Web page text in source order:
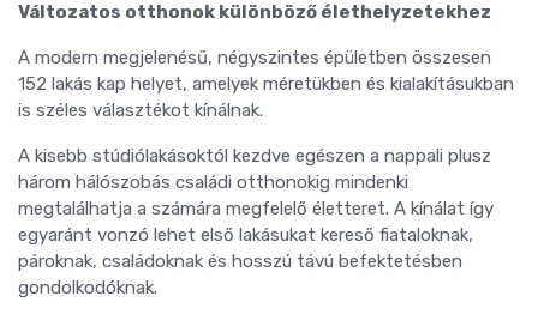
Változatos otthonok különböző élethelyzetekhez
A modern megjelenésű, négyszintes épületben összesen
152 lakás kap helyet, amelyek méretükben és kialakításukban
is széles választékot kínálnak.
A kisebb stúdiólakásoktól kezdve egészen a nappali plusz
három hálószobás családi otthonokig mindenki
megtalálhatja a számára megfelelő életteret. A kínálat így
egyaránt vonzó lehet első lakásukat kereső fiataloknak,
pároknak, családoknak és hosszú távú befektetésben
gondolkodóknak.